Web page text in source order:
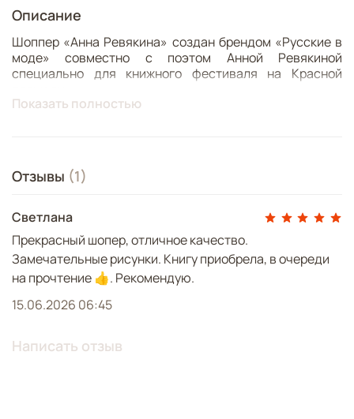
Описание
Шоппер «Анна Ревякина» создан брендом «Русские в
моде» совместно с поэтом Анной Ревякиной
специально для книжного фестиваля на Красной
книга о легендарном персонаже шахтёрского
фольклора Донбасса, в которой переплетаются
жизнь связана с шахтёрским трудом.
Состав: хлопок, полиэстр
Размер 40*30 см
Показать полностью
Отзывы (1)
Светлана
Прекрасный шопер, отличное качество.
Замечательные рисунки. Книгу приобрела, в очереди
на прочтение 👍. Рекомендую.
15.06.2026 06:45
Написать отзыв